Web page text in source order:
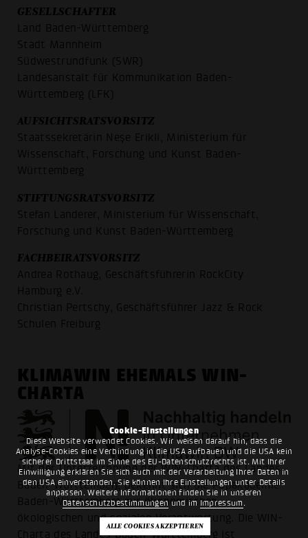
Cookie-Einstellungen
Diese Website verwendet Cookies. Wir weisen darauf hin, dass die
Analyse-Cookies eine Verbindung in die USA aufbauen und die USA kein
sicherer Drittstaat im Sinne des EU-Datenschutzrechts ist. Mit Ihrer
Einwilligung erklären Sie sich auch mit der Verarbeitung Ihrer Daten in
den USA einverstanden. Sie können Ihre Einstellungen unter Details
anpassen. Weitere Informationen finden Sie in unseren
Datenschutzbestimmungen und im Impressum .
GESELLSCHAFTER
Land Baden-Württemberg
Stadt Mannheim
Südwestrundfunk (SWR)
Landesanstalt für Kommunikation Baden-
Württemberg (LFK)
AUFSICHTSRATSVORSITZ
Staatssekretärin Neşe Erikli, Ministerium für
Wissenschaft, Forschung und Kunst Baden-
Württemberg
STIFTUNGSRATSVORSITZ
Stefan Landerer, Ministerium für Wissenschaft,
Forschung und Kunst Baden-Württemberg
FACHBEIRATSVORSITZ
Andrea Rothaug, Geschäftsführerin RockCity
Hamburg e.V.
Christian Pertschy, Geschäftsführer Jazz & Rock
Schulen Freiburg
KLIMAWIN EHEMALS WIN-
CHARTA
Mit der Unterzeichnung der WIN-Charta des Landes
Baden-Württemberg bekennt sich die Popakademie
Baden-Württemberg zur ökonomischen,
ökologischen und sozialen Verantwortung. Die WIN-
Charta des Landes Baden-Württemberg ist